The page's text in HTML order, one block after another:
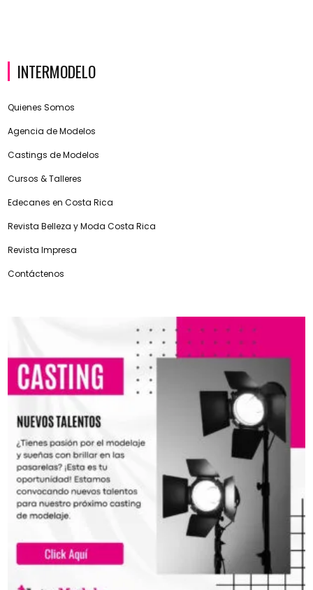
INTERMODELO
Quienes Somos
Agencia de Modelos
Castings de Modelos
Cursos & Talleres
Edecanes en Costa Rica
Revista Belleza y Moda Costa Rica
Revista Impresa
Contáctenos